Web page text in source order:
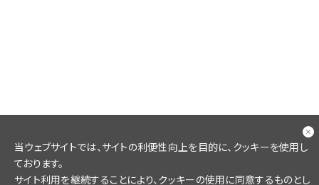
当ウェブサイトでは、サイトの利便性向上を目的に、クッキーを使用し
ております。
サイト利用を継続することにより、クッキーの使用に同意するものとし